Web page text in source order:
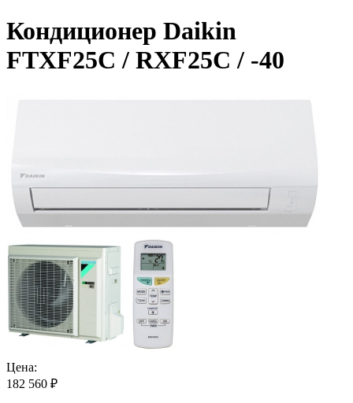
Кондиционер Daikin
FTXF25C / RXF25C / -40
Цена:
182 560 ₽